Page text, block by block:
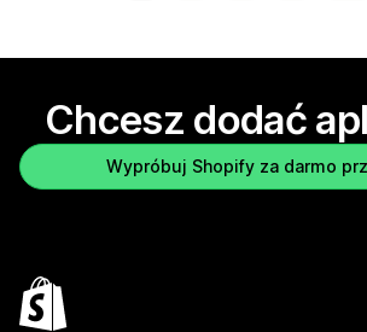
Chcesz dodać
Wypróbuj Shopify za darmo